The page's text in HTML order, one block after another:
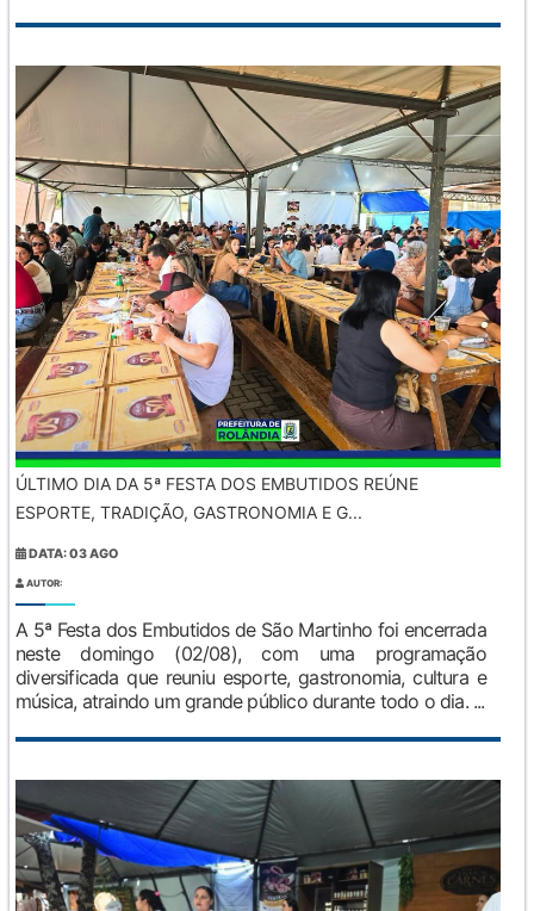
ÚLTIMO DIA DA 5ª FESTA DOS EMBUTIDOS REÚNE
ESPORTE, TRADIÇÃO, GASTRONOMIA E G...
DATA: 03 AGO
AUTOR:
A 5ª Festa dos Embutidos de São Martinho foi encerrada
neste domingo (02/08), com uma programação
diversificada que reuniu esporte, gastronomia, cultura e
música, atraindo um grande público durante todo o dia. ...